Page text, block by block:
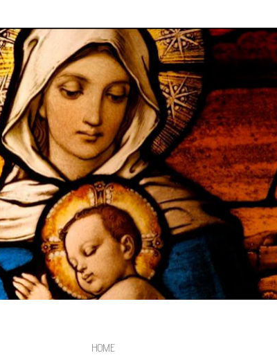
HOME